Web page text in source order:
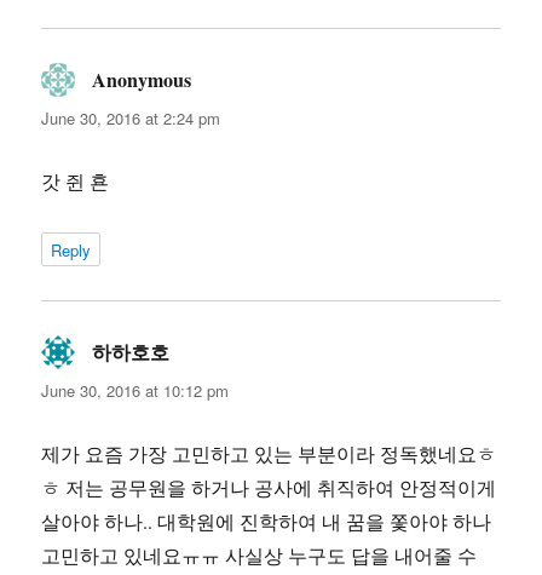
Anonymous
June 30, 2016 at 2:24 pm
갓 쥔 횬
Reply
하하호호
June 30, 2016 at 10:12 pm
제가 요즘 가장 고민하고 있는 부분이라 정독했네요ㅎ
ㅎ 저는 공무원을 하거나 공사에 취직하여 안정적이게
살아야 하나.. 대학원에 진학하여 내 꿈을 쫓아야 하나
고민하고 있네요ㅠㅠ 사실상 누구도 답을 내어줄 수